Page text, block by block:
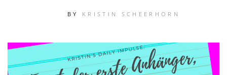
BY KRISTIN SCHEERHORN